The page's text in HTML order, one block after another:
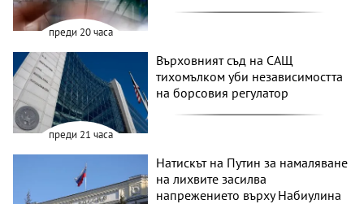
преди 20 часа
преди 21 часа
Върховният съд на САЩ
тихомълком уби независимостта
на борсовия регулатор
Натискът на Путин за намаляване
на лихвите засилва
напрежението върху Набиулина